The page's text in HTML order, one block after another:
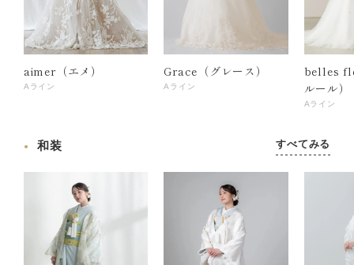
aimer（エメ）
Aライン
Grace（グレース）
Aライン
belles
ルール）
Aライン
和装 すべてみる